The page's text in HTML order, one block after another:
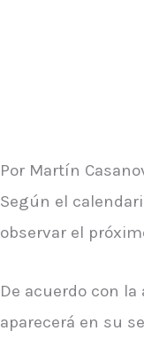
Por Martín
Según el
observar el
De acuerdo con
aparecerá en su